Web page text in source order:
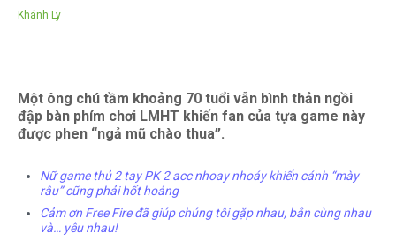
Khánh Ly
Một ông chú tầm khoảng 70 tuổi vẫn bình thản ngồi
đập bàn phím chơi LMHT khiến fan của tựa game này
được phen “ngả mũ chào thua”.
Nữ game thủ 2 tay PK 2 acc nhoay nhoáy khiến cánh “mày
râu” cũng phải hốt hoảng
Cảm ơn Free Fire đã giúp chúng tôi gặp nhau, bắn cùng nhau
và… yêu nhau!